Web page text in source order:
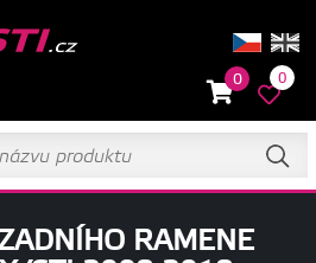
0 0
RAMENE